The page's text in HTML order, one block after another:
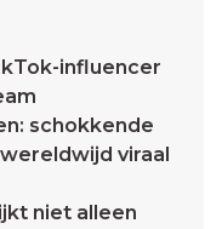
influencer
schokkende
viraal
niet alleen